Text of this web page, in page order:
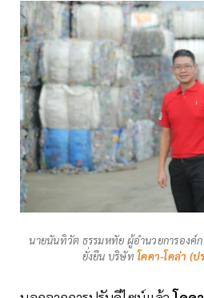
นายนันทิวัต ธรรมหทัย ผู้อำนวยการองค์
ยั่งยืน บริษัท โคคา-โคล่า (ป